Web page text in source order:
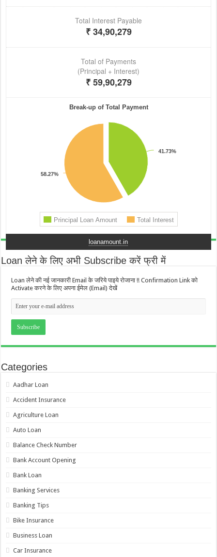
loanamount.in
Loan लेने के लिए अभी Subscribe करें फ्री में
Loan लेने की नई जानकारी Email के जरिये पाइये रोजाना !! Confirmation Link को
Activate करने के लिए अपना ईमेल (Email) देखें
Categories
Aadhar Loan
Accident Insurance
Agriculture Loan
Auto Loan
Balance Check Number
Bank Account Opening
Bank Loan
Banking Services
Banking Tips
Bike Insurance
Business Loan
Car Insurance